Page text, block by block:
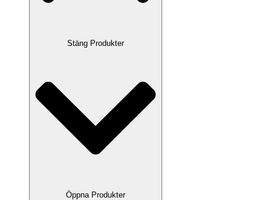
Stäng Produkter
Öppna Produkter